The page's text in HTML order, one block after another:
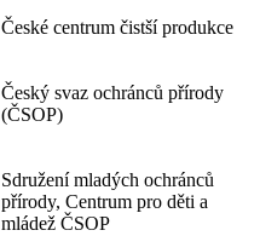
České centrum čistší produkce
Český svaz ochránců přírody
(ČSOP)
Sdružení mladých ochránců
přírody, Centrum pro děti a
mládež ČSOP